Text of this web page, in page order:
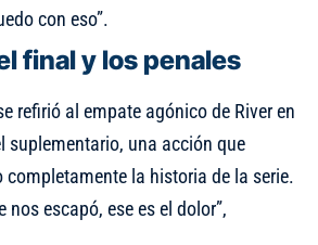
con eso”.
final y los penales
refirió al empate agónico de River en
suplementario, una acción que
la historia de la serie.
nos escapó, ese es el dolor”,